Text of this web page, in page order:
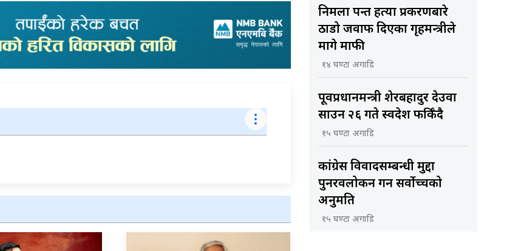
निर्मला पन्त हत्या प्रकरणबारे
ठाडो जवाफ दिएका गृहमन्त्रीले
मागे माफी
१४ घण्टा अगाडि
पूर्वप्रधानमन्त्री शेरबहादुर देउवा
साउन २६ गते स्वदेश फर्किँदै
१५ घण्टा अगाडि
कांग्रेस विवादसम्बन्धी मुद्दा
पुनरवलोकन गर्न सर्वोच्चको
अनुमति
१५ घण्टा अगाडि